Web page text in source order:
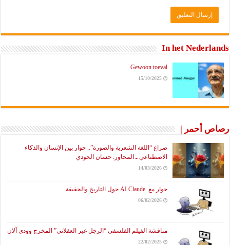
In het Nederlands
Gewoon toeval
15/10/2025
رصاص أحمر |
صراع “اللغة الشعرية والصورة”.. حوار بين الإنسان والذكاء
الاصطناعي ـ المحاور: حسان الجودي
14/03/2026
حوار مع AI Claude حول التاريخ والحقيقة
06/02/2026
مناقشة الفيلم الفلسفي “الرجل غير العقلاني” المخرج وودي آلان
22/02/2025